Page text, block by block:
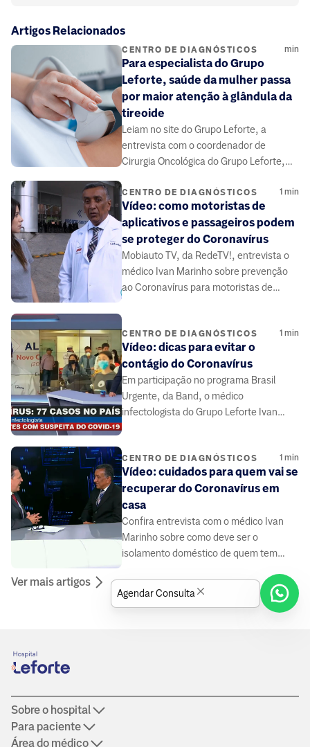
Artigos Relacionados
CENTRO DE DIAGNÓSTICOS min
Para especialista do Grupo
Leforte, saúde da mulher passa
por maior atenção à glândula da
tireoide
Leiam no site do Grupo Leforte, a
entrevista com o coordenador de
Cirurgia Oncológica do Grupo Leforte,
importância do acompanhamento
médico e dos exames de rotina
relacionados à saúde da tireoide.
CENTRO DE DIAGNÓSTICOS 1 min
Vídeo: como motoristas de
aplicativos e passageiros podem
se proteger do Coronavírus
Mobiauto TV, da RedeTV!, entrevista o
médico Ivan Marinho sobre prevenção
ao Coronavírus para motoristas de
CENTRO DE DIAGNÓSTICOS 1 min
Vídeo: dicas para evitar o
contágio do Coronavírus
Em participação no programa Brasil
Urgente, da Band, o médico
infectologista do Grupo Leforte Ivan
CENTRO DE DIAGNÓSTICOS 1 min
Vídeo: cuidados para quem vai se
recuperar do Coronavírus em
casa
Confira entrevista com o médico Ivan
Marinho sobre como deve ser o
isolamento doméstico de quem tem
Ver mais artigos
Sobre o hospital
Para paciente
Área do médico
Agendar Consulta